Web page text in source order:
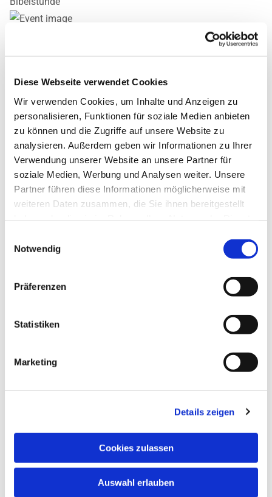
Diese Webseite verwendet Cookies
Wir verwenden Cookies, um Inhalte und Anzeigen zu
personalisieren, Funktionen für soziale Medien anbieten
zu können und die Zugriffe auf unsere Website zu
analysieren. Außerdem geben wir Informationen zu Ihrer
Verwendung unserer Website an unsere Partner für
soziale Medien, Werbung und Analysen weiter. Unsere
Partner führen diese Informationen möglicherweise mit
weiteren Daten zusammen, die Sie ihnen bereitgestellt
Notwendig
Präferenzen
Statistiken
Marketing
Details zeigen
Cookies zulassen
Auswahl erlauben
Landeskirchliche Gemeinschaft Wriezen, Mauerstraße